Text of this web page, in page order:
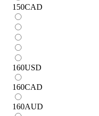
150CAD
160USD
160CAD
160AUD